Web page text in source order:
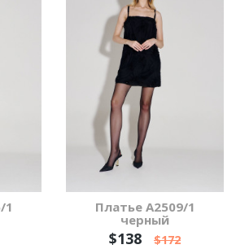
1
Платье А2509/1
черный
$138 $172